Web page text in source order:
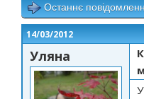
Останнє
14/03/2012
Уляна